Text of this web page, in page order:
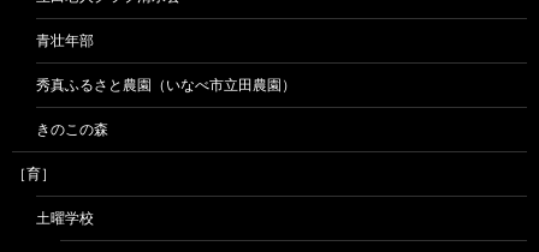
青壮年部
秀真ふるさと農園（いなべ市立田農園）
きのこの森
［育］
土曜学校